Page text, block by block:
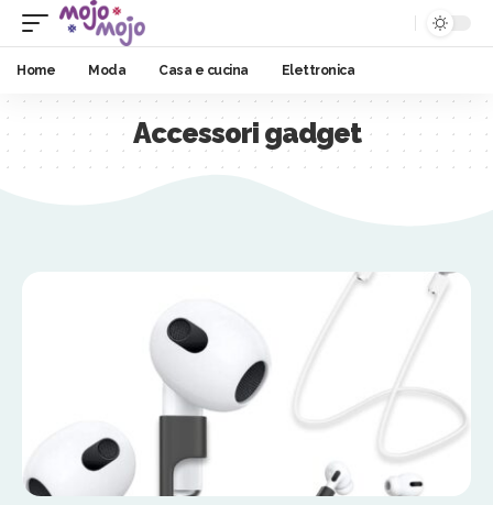
Home Moda Casa e cucina Elettronica
Accessori gadget